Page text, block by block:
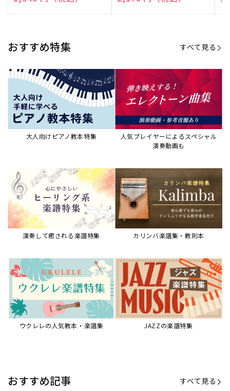
おすすめ特集 すべて見る
大人向けピアノ教本特集
人気プレイヤーによるスペシャル
演奏動画も
演奏して癒される楽譜特集 カリンバ楽譜集・教則本
ウクレレの人気教本・楽譜集 JAZZの楽譜特集
おすすめ記事 すべて見る